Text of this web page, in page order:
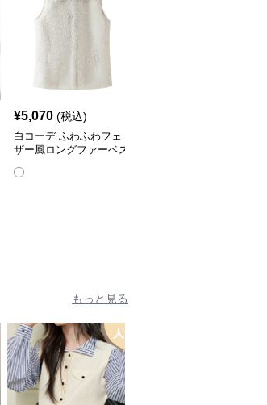
¥5,070 (税込)
白コーデ ふわふわフェ
ザー風ロングファーベス
もっと見る
人気